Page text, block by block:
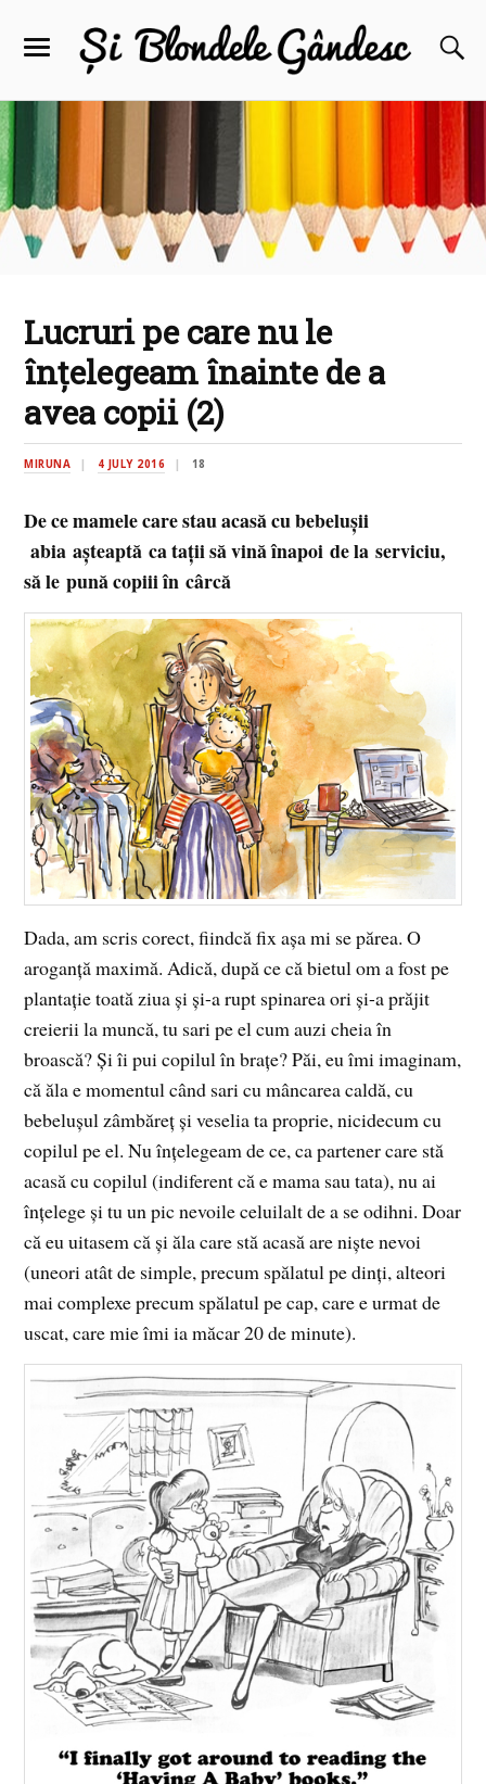
Lucruri pe care nu le
înţelegeam înainte de a
avea copii (2)
MIRUNA 4 JULY 2016 18
De ce mamele care stau acasă cu bebeluşii
abia aşteaptă ca taţii să vină înapoi de la serviciu,
să le pună copiii în cârcă
Dada, am scris corect, fiindcă fix aşa mi se părea. O
aroganţă maximă. Adică, după ce că bietul om a fost pe
plantaţie toată ziua şi şi-a rupt spinarea ori şi-a prăjit
creierii la muncă, tu sari pe el cum auzi cheia în
broască? Şi îi pui copilul în braţe? Păi, eu îmi imaginam,
că ăla e momentul când sari cu mâncarea caldă, cu
bebeluşul zâmbăreţ şi veselia ta proprie, nicidecum cu
copilul pe el. Nu înţelegeam de ce, ca partener care stă
acasă cu copilul (indiferent că e mama sau tata), nu ai
înţelege şi tu un pic nevoile celuilalt de a se odihni. Doar
că eu uitasem că şi ăla care stă acasă are nişte nevoi
(uneori atât de simple, precum spălatul pe dinţi, alteori
mai complexe precum spălatul pe cap, care e urmat de
uscat, care mie îmi ia măcar 20 de minute).